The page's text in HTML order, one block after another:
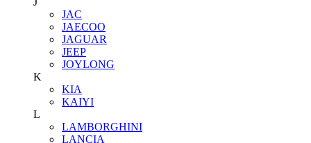
JAC
JAECOO
JAGUAR
JEEP
JOYLONG
K
KIA
KAIYI
L
LAMBORGHINI
LANCIA